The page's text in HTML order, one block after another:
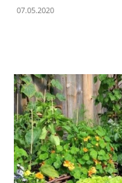
07.05.2020